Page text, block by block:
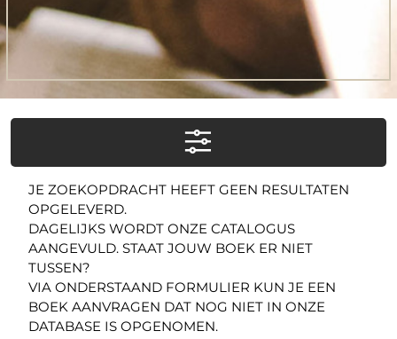
JE ZOEKOPDRACHT HEEFT GEEN RESULTATEN
OPGELEVERD.
DAGELIJKS WORDT ONZE CATALOGUS
AANGEVULD. STAAT JOUW BOEK ER NIET
TUSSEN?
VIA ONDERSTAAND FORMULIER KUN JE EEN
BOEK AANVRAGEN DAT NOG NIET IN ONZE
DATABASE IS OPGENOMEN.